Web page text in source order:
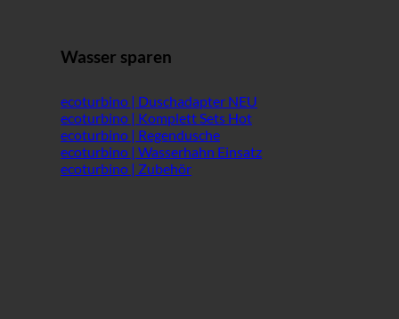
Wasser sparen
ecoturbino | Duschadapter
ecoturbino | Komplett Sets
ecoturbino | Regendusche
ecoturbino | Wasserhahn Einsatz
ecoturbino | Zubehör